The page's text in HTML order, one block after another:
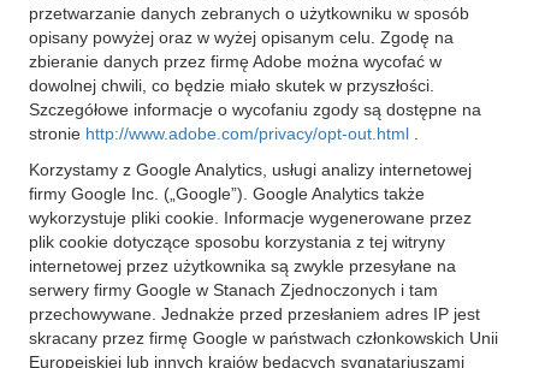
przetwarzanie danych zebranych o użytkowniku w sposób
opisany powyżej oraz w wyżej opisanym celu. Zgodę na
zbieranie danych przez firmę Adobe można wycofać w
dowolnej chwili, co będzie miało skutek w przyszłości.
Szczegółowe informacje o wycofaniu zgody są dostępne na
stronie http://www.adobe.com/privacy/opt-out.html
Korzystamy z Google Analytics, usługi analizy internetowej
firmy Google Inc. („Google”). Google Analytics także
wykorzystuje pliki cookie. Informacje wygenerowane przez
plik cookie dotyczące sposobu korzystania z tej witryny
internetowej przez użytkownika są zwykle przesyłane na
serwery firmy Google w Stanach Zjednoczonych i tam
przechowywane. Jednakże przed przesłaniem adres IP jest
skracany przez firmę Google w państwach członkowskich Unii
Europejskiej lub innych krajów będących sygnatariuszami